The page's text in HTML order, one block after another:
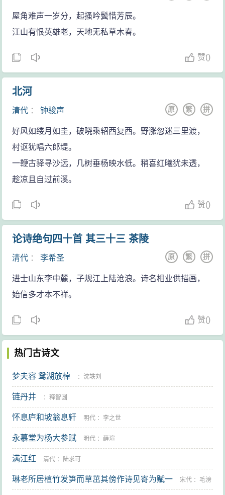
屋角难声一岁分，起搔吟鬓惜芳辰。
江山有恨英雄老，天地无私草木春。
赞()
北河
清代 ：钟骏声 拼
繁
原
好风如缕月如圭，破晓乘轺西复西。野涨忽迷三里渡，
村讴犹唱六郎堤。
一鞭古驿寻沙远，几树垂杨映水低。稍喜红曦犹未透，
趁凉且自过前溪。
赞()
论诗绝句四十首 其三十三 茶陵
清代 ：李希圣 拼
繁
原
进士山东李中麓，子规江上陆沧浪。诗名相业供描画，
始信多才本不祥。
赞()
热门古诗文
梦夫容 鸳湖放棹 ： 沈轶刘
链丹井 ：释智圆
怀息庐和坡翁息轩 明代 ：李之世
永慕堂为杨大参赋 明代 ： 薛瑄
满江红 清代 ： 陆求可
琳老所居植竹发笋而草茁其傍作诗见寄为赋一 宋代 ： 毛滂